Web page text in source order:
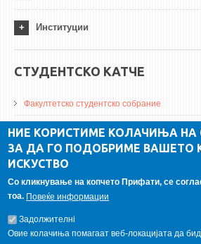
Институции
СТУДЕНТСКО КАТЧЕ
Факултетско студентско собрание
ДА Винчи магазин
Алумни асоцијација
ГАЛЕРИЈА
НИЕ КОРИСТИМЕ КОЛАЧИЊА НА
ЗА ДА ГО ПОДОБРИМЕ ВАШЕТО
ИСКУСТВО
Со кликнување на копчето Прифати, се
тоа. Повеќе информации
Задолжителнi
Овие колачиња помагаат веб-локацијата да